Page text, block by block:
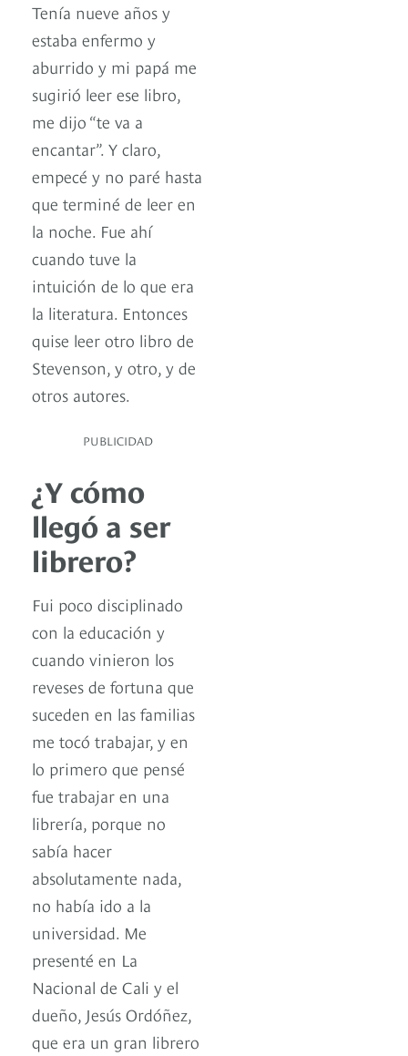
Tenía nueve años y
estaba enfermo y
aburrido y mi papá me
sugirió leer ese libro,
me dijo “te va a
encantar”. Y claro,
empecé y no paré hasta
que terminé de leer en
la noche. Fue ahí
cuando tuve la
intuición de lo que era
la literatura. Entonces
quise leer otro libro de
Stevenson, y otro, y de
otros autores.
PUBLICIDAD
¿Y cómo
llegó a ser
librero?
Fui poco disciplinado
con la educación y
cuando vinieron los
reveses de fortuna que
suceden en las familias
me tocó trabajar, y en
lo primero que pensé
fue trabajar en una
librería, porque no
sabía hacer
absolutamente nada,
no había ido a la
universidad. Me
presenté en La
Nacional de Cali y el
dueño, Jesús Ordóñez,
que era un gran librero